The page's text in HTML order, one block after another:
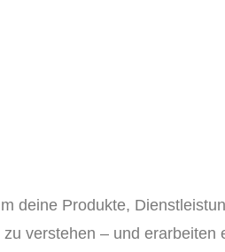
deine Produkte,
verstehen – und erarbeiten